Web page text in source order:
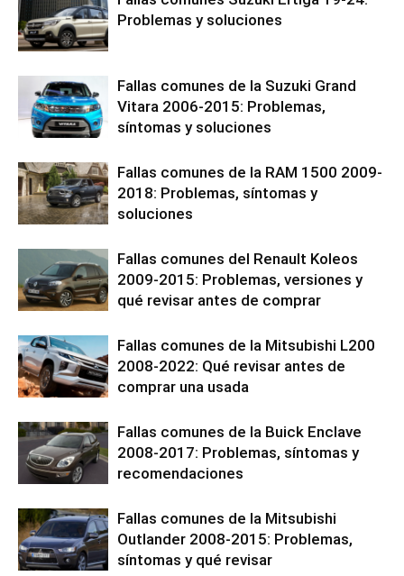
Problemas y soluciones
Fallas comunes de la Suzuki Grand
Vitara 2006-2015: Problemas,
síntomas y soluciones
Fallas comunes de la RAM 1500 2009-
2018: Problemas, síntomas y
soluciones
Fallas comunes del Renault Koleos
2009-2015: Problemas, versiones y
qué revisar antes de comprar
Fallas comunes de la Mitsubishi L200
2008-2022: Qué revisar antes de
comprar una usada
Fallas comunes de la Buick Enclave
2008-2017: Problemas, síntomas y
recomendaciones
Fallas comunes de la Mitsubishi
Outlander 2008-2015: Problemas,
síntomas y qué revisar